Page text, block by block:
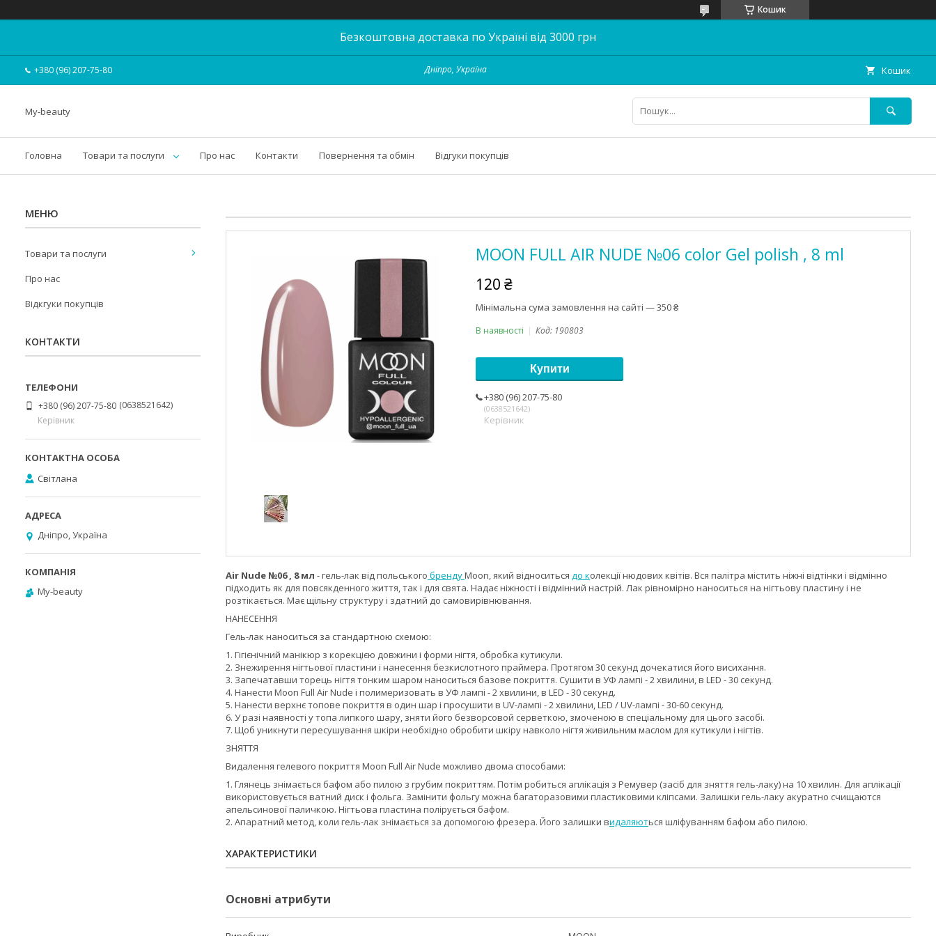
Кошик
Безкоштовна доставка по Україні від 3000 грн
+380 (96) 207-75-80 Дніпро, Україна Кошик
My-beauty
Головна Товари та послуги Про нас Контакти Повернення та обмін Відгуки покупців
MOON FULL AIR NUDE №06 color Gel polish , 8 ml
120 ₴
Мінімальна сума замовлення на сайті — 350 ₴
В наявності Код: 190803
Купити
+380 (96) 207-75-80
0638521642
Керівник
Air Nude №06 , 8 мл - гель-лак від польського брендуMoon, який відноситься до колекції нюдових квітів. Вся палітра містить ніжні відтінки і відмінно
підходить як для повсякденного життя, так і для свята. Надає ніжності і відмінний настрій. Лак рівномірно наноситься на нігтьову пластину і не
розтікається. Має щільну структуру і здатний до самовирівнювання.
НАНЕСЕННЯ
Гель-лак наноситься за стандартною схемою:
1. Гігієнічний манікюр з корекцією довжини і форми нігтя, обробка кутикули.
2. Знежирення нігтьової пластини і нанесення безкислотного праймера. Протягом 30 секунд дочекатися його висихання.
3. Запечатавши торець нігтя тонким шаром наноситься базове покриття. Сушити в УФ лампі - 2 хвилини, в LED - 30 секунд.
4. Нанести Moon Full Air Nude і полимеризовать в УФ лампі - 2 хвилини, в LED - 30 секунд.
5. Нанести верхнє топове покриття в один шар і просушити в UV-лампі - 2 хвилини, LED / UV-лампі - 30-60 секунд.
6. У разі наявності у топа липкого шару, зняти його безворсовой серветкою, змоченою в спеціальному для цього засобі.
7. Щоб уникнути пересушування шкіри необхідно обробити шкіру навколо нігтя живильним маслом для кутикули і нігтів.
ЗНЯТТЯ
Видалення гелевого покриття Moon Full Air Nude можливо двома способами:
1. Глянець знімається бафом або пилою з грубим покриттям. Потім робиться аплікація з Ремувер (засіб для зняття гель-лаку) на 10 хвилин. Для аплікації
використовується ватний диск і фольга. Замінити фольгу можна багаторазовими пластиковими кліпсами. Залишки гель-лаку акуратно счищаются
апельсинової паличкою. Нігтьова пластина полірується бафом.
2. Апаратний метод, коли гель-лак знімається за допомогою фрезера. Його залишки видаляються шліфуванням бафом або пилою.
ХАРАКТЕРИСТИКИ
Основні атрибути
Товари та послуги
Про нас
Відкгуки покупців
КОНТАКТИ
+380 (96) 207-75-80 0638521642
Керівник
Світлана
Дніпро, Україна
My-beauty